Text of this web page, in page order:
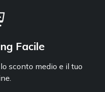
Facile
sconto medio e il tuo